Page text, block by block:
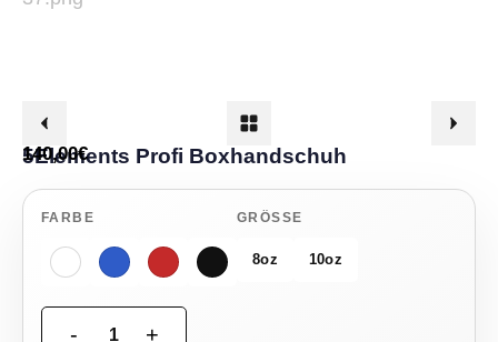
5Elements Profi Boxhandschuh
140,00€
FARBE GRÖSSE
8oz 10oz